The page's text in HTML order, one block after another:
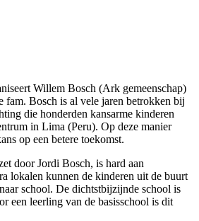
Willem Bosch (Ark gemeenschap)
fam. Bosch is al vele jaren betrokken bij
die honderden kansarme kinderen
in Lima (Peru). Op deze manier
op een betere toekomst.
door Jordi Bosch, is hard aan
lokalen kunnen de kinderen uit de buurt
school. De dichtstbijzijnde school is
een leerling van de basisschool is dit